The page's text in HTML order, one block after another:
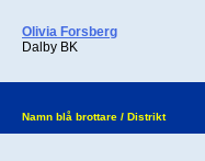
Olivia Forsberg
Dalby BK
Namn blå brottare / Distrikt